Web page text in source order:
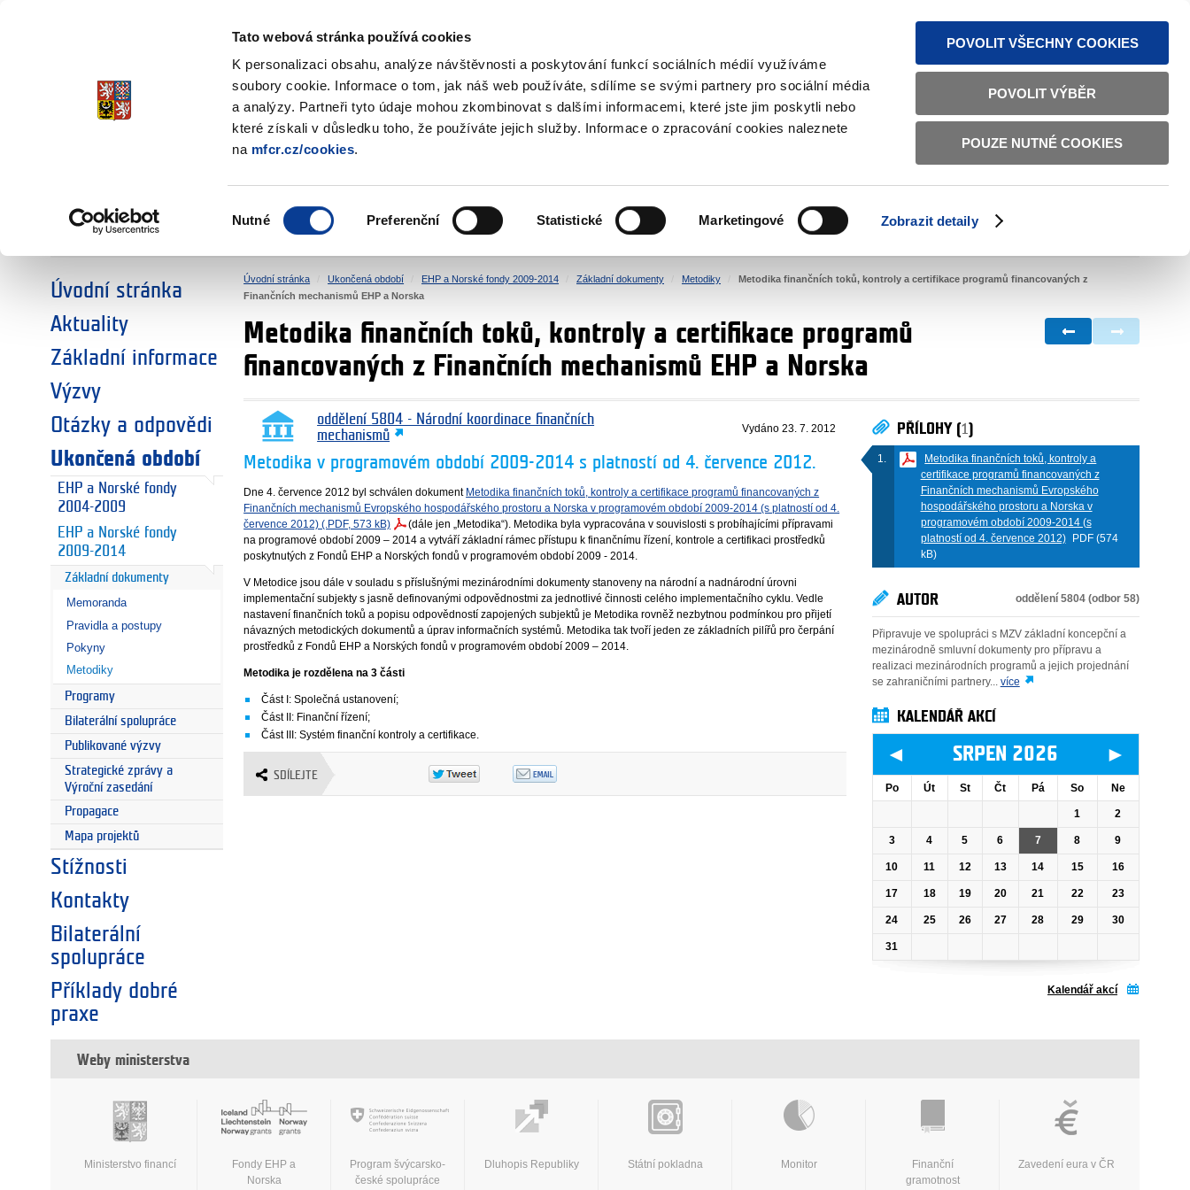
Tato webová stránka používá cookies
K personalizaci obsahu, analýze návštěvnosti a poskytování funkcí sociálních médií využíváme
soubory cookie. Informace o tom, jak náš web používáte, sdílíme se svými partnery pro sociální média
a analýzy. Partneři tyto údaje mohou zkombinovat s dalšími informacemi, které jste jim poskytli nebo
které získali v důsledku toho, že používáte jejich služby. Informace o zpracování cookies naleznete
na mfcr.cz/cookies.
souhlasu
Nutné Preferenční Statistické Marketingové Zobrazit detaily
POVOLIT VŠECHNY COOKIES
POVOLIT VÝBĚR
POUZE NUTNÉ COOKIES
TEXTOVÁ VERZE ČESKY ENGLISH
Fondy EHP a Norska
ZVOLTE SI OBLAST:
SOCIÁLNÍ DIALOG ŽIVOTNÍ PROSTŘEDÍ LIDSKÁ PRÁVA SPRAVEDLNOST VNITŘNÍ VĚCI BILATERÁLNÍ SPOLUPRÁCE
Úvodní stránka
Aktuality
Základní informace
Výzvy
Otázky a odpovědi
Ukončená období
EHP a Norské fondy
2004-2009
EHP a Norské fondy
2009-2014
Základní dokumenty
Memoranda
Pravidla a postupy
Pokyny
Metodiky
Programy
Bilaterální spolupráce
Publikované výzvy
Strategické zprávy a
Výroční zasedání
Propagace
Mapa projektů
Stížnosti
Kontakty
Bilaterální
spolupráce
Příklady dobré
praxe
Úvodní stránka Ukončená období EHP a Norské fondy 2009-2014 Základní dokumenty Metodiky
Metodika finančních toků, kontroly a certifikace programů financovaných z
Finančních mechanismů EHP a Norska
Metodika finančních toků, kontroly a certifikace programů
financovaných z Finančních mechanismů EHP a Norska
oddělení 5804 - Národní koordinace finančních
mechanismů
Vydáno 23. 7. 2012
Metodika v programovém období 2009-2014 s platností od 4. července 2012.
Dne 4. července 2012 byl schválen dokument Metodika finančních toků, kontroly a certifikace programů financovaných z
Finančních mechanismů Evropského hospodářského prostoru a Norska v programovém období 2009-2014 (s platností od 4.
července 2012) (.PDF, 573 kB)
(dále jen „Metodika“). Metodika byla vypracována v souvislosti s probíhajícími přípravami
na programové období 2009 – 2014 a vytváří základní rámec přístupu k finančnímu řízení, kontrole a certifikaci prostředků
poskytnutých z Fondů EHP a Norských fondů v programovém období 2009 - 2014.
V Metodice jsou dále v souladu s příslušnými mezinárodními dokumenty stanoveny na národní a nadnárodní úrovni
implementační subjekty s jasně definovanými odpovědnostmi za jednotlivé činnosti celého implementačního cyklu. Vedle
nastavení finančních toků a popisu odpovědností zapojených subjektů je Metodika rovněž nezbytnou podmínkou pro přijetí
návazných metodických dokumentů a úprav informačních systémů. Metodika tak tvoří jeden ze základních pilířů pro čerpání
prostředků z Fondů EHP a Norských fondů v programovém období 2009 – 2014.
Metodika je rozdělena na 3 části
Část I: Společná ustanovení;
Část II: Finanční řízení;
Část III: Systém finanční kontroly a certifikace.
SDÍLEJTE
PŘÍLOHY (1 )
Metodika finančních toků, kontroly a
certifikace programů financovaných z
Finančních mechanismů Evropského
hospodářského prostoru a Norska v
programovém období 2009-2014 (s
platností od 4. července 2012)
PDF (574
kB)
AUTOR oddělení 5804 (odbor 58)
Připravuje ve spolupráci s MZV základní koncepční a
mezinárodně smluvní dokumenty pro přípravu a
realizaci mezinárodních programů a jejich projednání
se zahraničními partnery... více
KALENDÁŘ AKCÍ
◄ SRPEN 2026 ►
Po Út St Čt Pá So Ne
1 2
3 4 5 6 7 8 9
10 11 12 13 14 15 16
17 18 19 20 21 22 23
24 25 26 27 28 29 30
31
Kalendář akcí
Weby ministerstva
Ministerstvo financí
Fondy EHP a
Norska
Program švýcarsko-
české spolupráce
Dluhopis Republiky Státní pokladna Monitor
Finanční
gramotnost
Zavedení eura v ČR